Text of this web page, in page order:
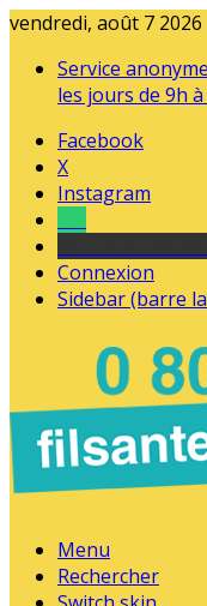
vendredi, août 7 2026
Service
les jours de 9h
Facebook
X
Instagram
Connexion
Sidebar (barre
Menu
Rechercher